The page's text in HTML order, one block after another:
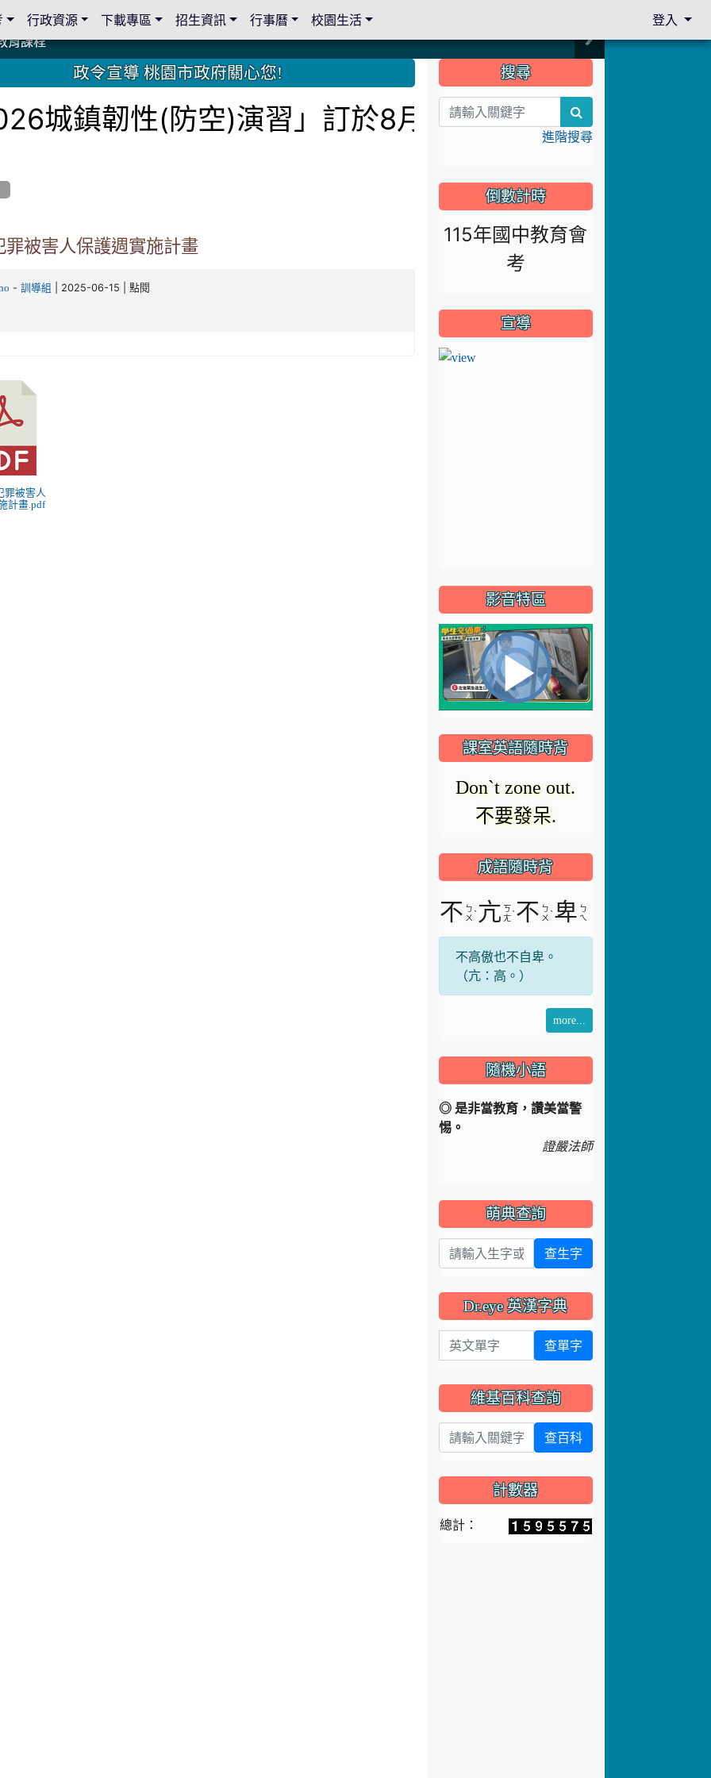
育課程
育課程
市家長會與桃園女子美容商業童也工會義剪活動
市家長會與桃園女子美容商業童也工會義剪活動
育課程
育課程
獅子會與本校師生歲末感恩活動
獅子會與本校師生歲末感恩活動
獅子會贈送本校學生耶誕禮物
獅子會贈送本校學生耶誕禮物
物
物
金
金
國際獅子會獅兄、師姐同樂
國際獅子會獅兄、師姐同樂
共關係
共關係
政令宣導 桃園市政府關心您!
城鎮韌性(防空)演習」訂於8月13日下午14:30至
罪被害人保護週實施計畫
- 訓導組 | 2025-06-15 | 點閱
罪被害人
計畫.pdf
::: 搜尋
進階搜尋
倒數計時
115年國中教育會
考
宣導
影音特區
視
頻
放
器
正
在
入。
播
放
影
片
課室英語隨時背
Good kid.
(boy/girl)
成語隨時背
不ㄅ 亢ㄎ 不ㄅ 卑ㄅ
不高傲也不自卑。
隨機小語
◎ 是非當教育，讚美當警
萌典查詢
Dr.eye 英漢字典
維基百科查詢
計數器
行政資源 下載專區 招生資訊 行事曆 校園生活 登入